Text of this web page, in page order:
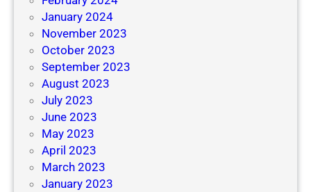
January 2024
November 2023
October 2023
September 2023
August 2023
July 2023
June 2023
May 2023
April 2023
March 2023
January 2023